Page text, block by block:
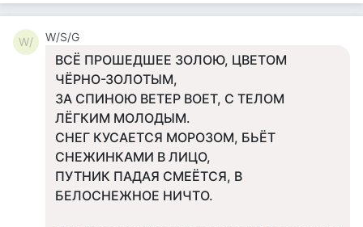
W/ W/S/G
ВСЁ ПРОШЕДШЕЕ ЗОЛОЮ, ЦВЕТОМ
ЧЁРНО-ЗОЛОТЫМ,
ЗА СПИНОЮ ВЕТЕР ВОЕТ, С ТЕЛОМ
ЛЁГКИМ МОЛОДЫМ.
СНЕГ КУСАЕТСЯ МОРОЗОМ, БЬЁТ
СНЕЖИНКАМИ В ЛИЦО,
ПУТНИК ПАДАЯ СМЕЁТСЯ, В
БЕЛОСНЕЖНОЕ НИЧТО.